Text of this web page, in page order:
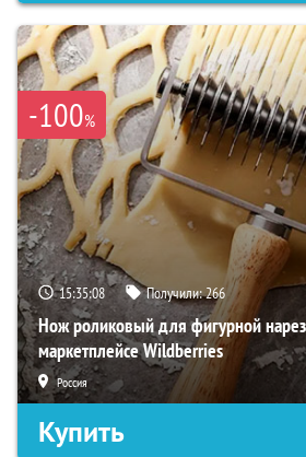
-100%
15:35:06 Получили:266
Нож роликовый для фигурной
маркетплейсе Wildberries
Россия
Купить